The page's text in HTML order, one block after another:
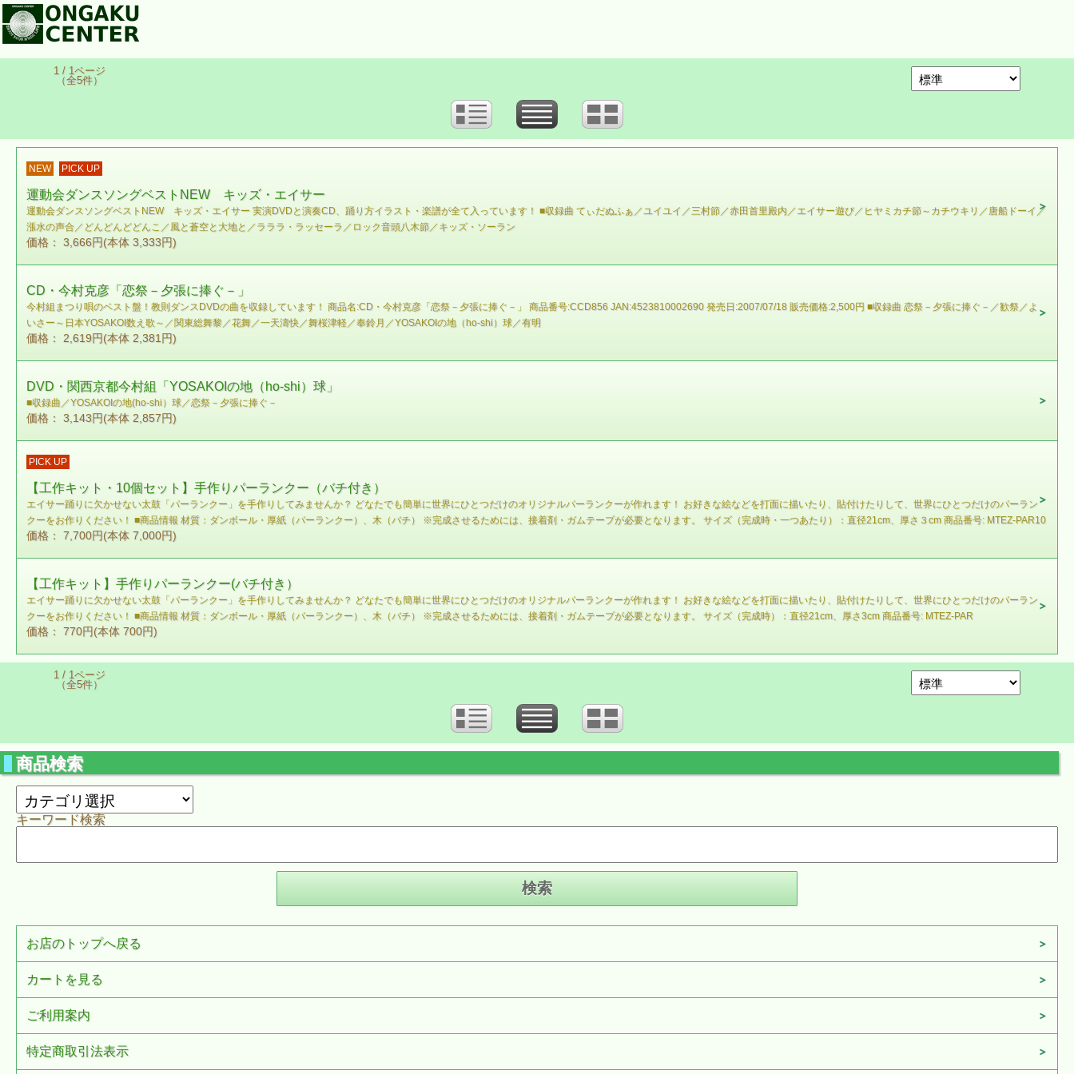
1 / 1ページ
（全5件）
NEW PICK UP
運動会ダンスソングベストNEW キッズ・エイサー
運動会ダンスソングベストNEW キッズ・エイサー 実演DVDと演奏CD、踊り方イラスト・楽譜が全て入っています！ ■収録曲 てぃだぬふぁ／ユイユイ／三村節／赤田首里殿内／エイサー遊び／ヒヤミカチ節～カチウキリ／唐船ドーイ／
漲水の声合／どんどんどどんこ／風と蒼空と大地と／ラララ・ラッセーラ／ロック音頭八木節／キッズ・ソーラン
価格： 3,666円(本体 3,333円)
CD・今村克彦「恋祭－夕張に捧ぐ－」
今村組まつり唄のベスト盤！教則ダンスDVDの曲を収録しています！ 商品名:CD・今村克彦「恋祭－夕張に捧ぐ－」 商品番号:CCD856 JAN:4523810002690 発売日:2007/07/18 販売価格:2,500円 ■収録曲 恋祭－夕張に捧ぐ－／歓祭／よ
いさー～日本YOSAKOI数え歌～／関東総舞黎／花舞／一天濤快／舞桜津軽／奉鈴月／YOSAKOIの地（ho-shi）球／有明
価格： 2,619円(本体 2,381円)
DVD・関西京都今村組「YOSAKOIの地（ho-shi）球」
■収録曲／YOSAKOIの地(ho-shi）球／恋祭－夕張に捧ぐ－
価格： 3,143円(本体 2,857円)
PICK UP
【工作キット・10個セット】手作りパーランクー（バチ付き）
エイサー踊りに欠かせない太鼓「パーランクー」を手作りしてみませんか？ どなたでも簡単に世界にひとつだけのオリジナルパーランクーが作れます！ お好きな絵などを打面に描いたり、貼付けたりして、世界にひとつだけのパーラン
クーをお作りください！ ■商品情報 材質：ダンボール・厚紙（パーランクー）、木（バチ） ※完成させるためには、接着剤・ガムテープが必要となります。 サイズ（完成時・一つあたり）：直径21cm、厚さ３cm 商品番号: MTEZ-PAR10
価格： 7,700円(本体 7,000円)
【工作キット】手作りパーランクー(バチ付き）
エイサー踊りに欠かせない太鼓「パーランクー」を手作りしてみませんか？ どなたでも簡単に世界にひとつだけのオリジナルパーランクーが作れます！ お好きな絵などを打面に描いたり、貼付けたりして、世界にひとつだけのパーラン
クーをお作りください！ ■商品情報 材質：ダンボール・厚紙（パーランクー）、木（バチ） ※完成させるためには、接着剤・ガムテープが必要となります。 サイズ（完成時）：直径21cm、厚さ3cm 商品番号: MTEZ-PAR
価格： 770円(本体 700円)
1 / 1ページ
（全5件）
商品検索
キーワード検索
お店のトップへ戻る
カートを見る
ご利用案内
特定商取引法表示